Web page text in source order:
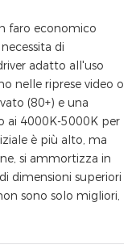
faro economico
di
adatto all'uso
nelle riprese video o
(80+) e una
ai 4000K-5000K per
è più alto, ma
si ammortizza in
dimensioni superiori
sono solo migliori,